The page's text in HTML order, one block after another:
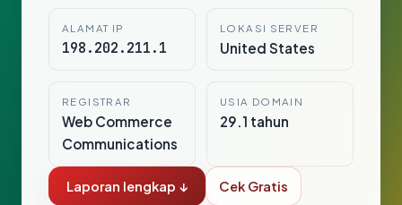
ALAMAT IP
198.202.211.1
LOKASI SERVER
United States
REGISTRAR
Web Commerce
Communications
USIA DOMAIN
29.1 tahun
Laporan lengkap ↓ Cek Gratis